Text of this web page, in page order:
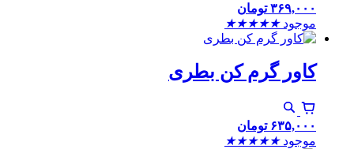
۳۶۹,۰۰۰ تومان
موجود ★
★
★
★
★
کاور گرم کن بطری
۶۳۵,۰۰۰ تومان
موجود ★
★
★
★
★